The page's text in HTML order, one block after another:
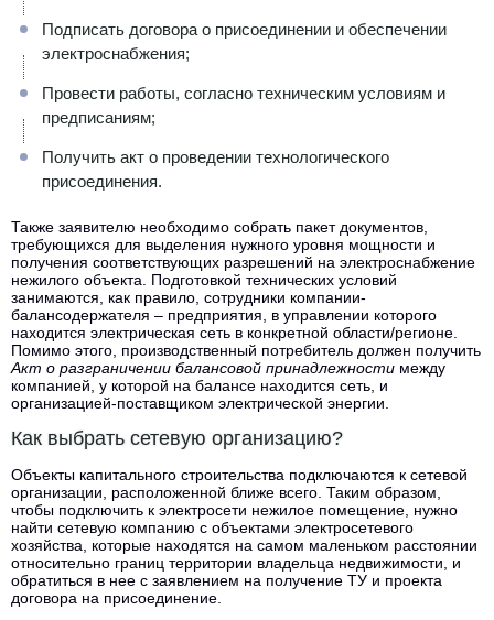
Подписать договора о присоединении и обеспечении
электроснабжения;
Провести работы, согласно техническим условиям и
предписаниям;
Получить акт о проведении технологического
присоединения.
Также заявителю необходимо собрать пакет документов,
требующихся для выделения нужного уровня мощности и
получения соответствующих разрешений на электроснабжение
нежилого объекта. Подготовкой технических условий
занимаются, как правило, сотрудники компании-
балансодержателя – предприятия, в управлении которого
находится электрическая сеть в конкретной области/регионе.
Помимо этого, производственный потребитель должен получить
Акт о разграничении балансовой принадлежности между
компанией, у которой на балансе находится сеть, и
организацией-поставщиком электрической энергии.
Как выбрать сетевую организацию?
Объекты капитального строительства подключаются к сетевой
организации, расположенной ближе всего. Таким образом,
чтобы подключить к электросети нежилое помещение, нужно
найти сетевую компанию с объектами электросетевого
хозяйства, которые находятся на самом маленьком расстоянии
относительно границ территории владельца недвижимости, и
обратиться в нее с заявлением на получение ТУ и проекта
договора на присоединение.